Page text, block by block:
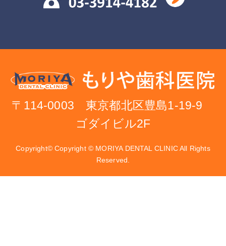
〒114-0003 東京都北区豊島1-19-9
ゴダイビル2F
Copyright© Copyright © MORIYA DENTAL CLINIC All Rights
Reserved.